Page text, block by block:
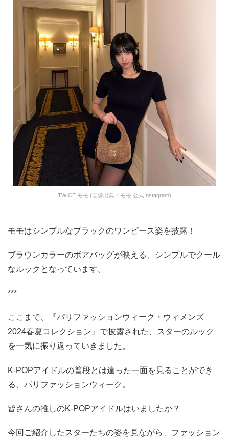
TWICE モモ (画像出典：モモ 公式Instagram)
モモはシンプルなブラックのワンピース姿を披露！
ブラウンカラーのボアバッグが映える、シンプルでクール
なルックとなっています。
***
ここまで、『パリファッションウィーク・ウィメンズ
2024春夏コレクション』で披露された、スターのルック
を一気に振り返っていきました。
K-POPアイドルの普段とは違った一面を見ることができ
る、パリファッションウィーク。
皆さんの推しのK-POPアイドルはいましたか？
今回ご紹介したスターたちの姿を見ながら、ファッション